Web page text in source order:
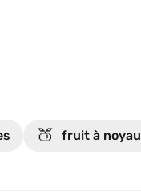
🍑 fruit à noyau